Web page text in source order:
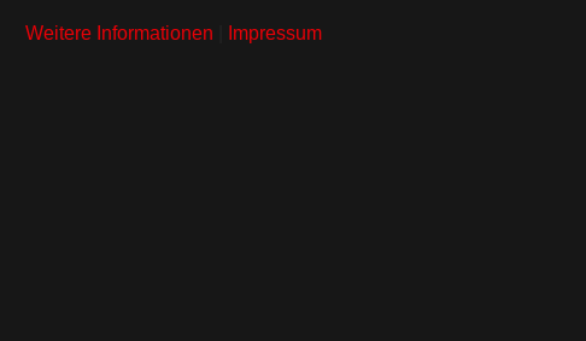
Weitere Informationen Impressum